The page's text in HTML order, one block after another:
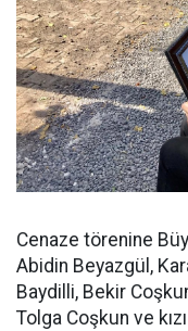
Cenaze törenine
Abidin Beyazgül,
Baydilli, Bekir
Tolga Coşkun ve